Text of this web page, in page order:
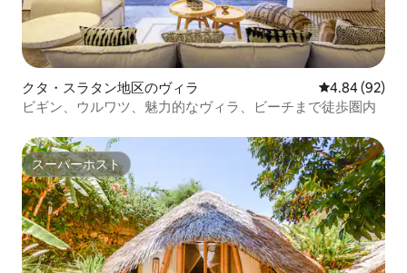
クタ・スラタン地区のヴィラ レビュー92
4.84 (92)
ビギン、ウルワツ、魅力的なヴィラ、ビーチまで徒歩圏内
スーパーホスト
スーパーホスト